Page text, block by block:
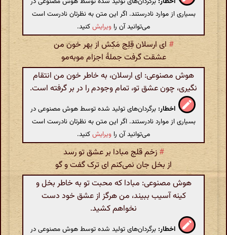
بسیاری از موارد نادرستند. اگر این متن به نظرتان نادرست است
می‌توانید آن را ویرایشکنید.
# ای ارسلان قِلِج مَکِش از بهر خون من
عشقت گرفت جملهٔ اجزام موبه‌مو
هوش مصنوعی: ای ارسلان، به خاطر خون من انتقام
نگیری، چون عشق تو، تمام وجودم را در بر گرفته است.
اخطار: برگردان‌های تولید شده توسط هوش مصنوعی در
بسیاری از موارد نادرستند. اگر این متن به نظرتان نادرست است
می‌توانید آن را ویرایشکنید.
# زخم قلج مبادا بر عشق تو رسد
از بخل جان نمی‌کنم ای ترک گفت و گو
هوش مصنوعی: مبادا که محبت تو به خاطر بخل و
کینه آسیب ببیند، من هرگز از عشق خود دست
نخواهم کشید.
اخطار: برگردان‌های تولید شده توسط هوش مصنوعی در